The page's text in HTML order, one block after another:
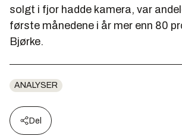
solgt i fjor hadde kamera, var
første månedene i år mer enn 80
Bjørke.
ANALYSER
Del